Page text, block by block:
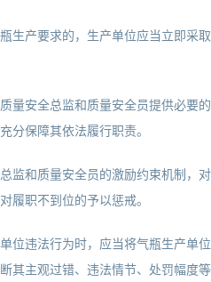
生产要求的，生产单位应当立即采取
量安全总监和质量安全员提供必要的
分保障其依法履行职责。
监和质量安全员的激励约束机制，对
履职不到位的予以惩戒。
位违法行为时，应当将气瓶生产单位
其主观过错、违法情节、处罚幅度等